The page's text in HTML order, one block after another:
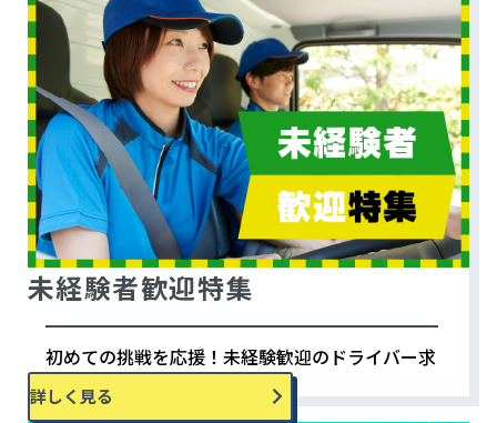
未経験者歓迎特集
初めての挑戦を応援！未経験歓迎のドライバー求
人特集。
詳しく見る